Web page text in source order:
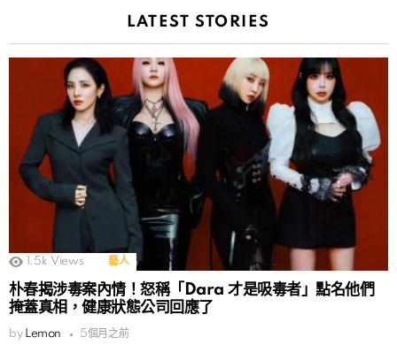
LATEST STORIES
1.5k Views 藝人
朴春揭涉毒案內情！怒稱「Dara 才是吸毒者」點名他們
掩蓋真相，健康狀態公司回應了
by Lemon 5個月之前